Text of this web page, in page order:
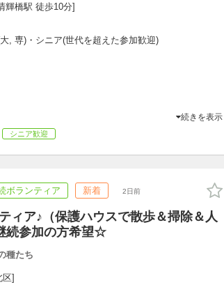
輝橋駅 徒歩10分]
, 専)・シニア(世代を超えた参加歓迎)
続きを表示
シニア歓迎
ボランティア 新着 2日前
ィア♪（保護ハウスで散歩＆掃除＆人
続参加の方希望☆
種たち
区]